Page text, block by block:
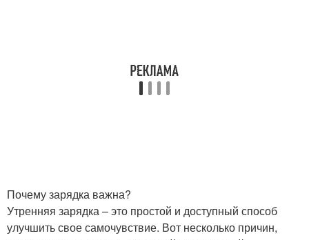
Почему зарядка важна?
Утренняя зарядка – это простой и доступный способ
улучшить свое самочувствие. Вот несколько причин,